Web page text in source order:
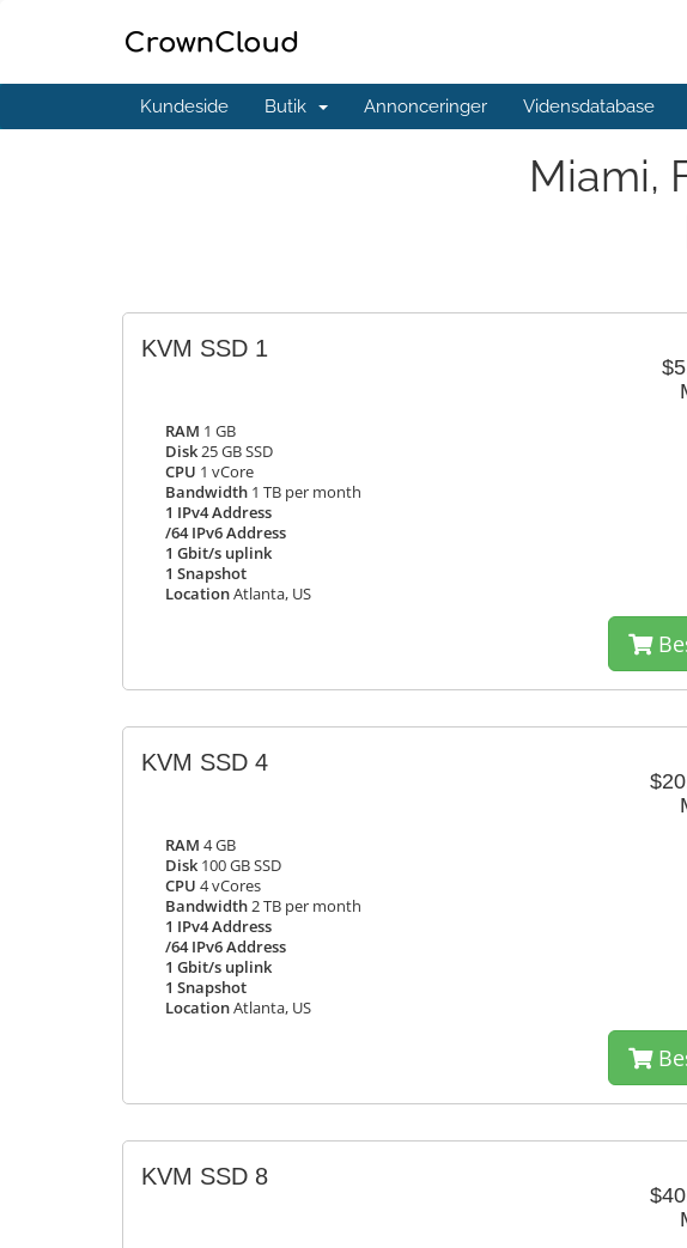
Kundeside Butik Annonceringer Vidensdatabase
Miami,
KVM SSD 1
RAM 1 GB
Disk25 GB SSD
CPU 1 vCore
Bandwidth 1 TB per month
1 IPv4 Address
/64 IPv6 Address
1 Gbit/s uplink
1 Snapshot
LocationAtlanta, US
KVM SSD 4
RAM 4 GB
Disk 100 GB SSD
CPU 4 vCores
Bandwidth2 TB per month
1 IPv4 Address
/64 IPv6 Address
1 Gbit/s uplink
1 Snapshot
LocationAtlanta, US
KVM SSD 8